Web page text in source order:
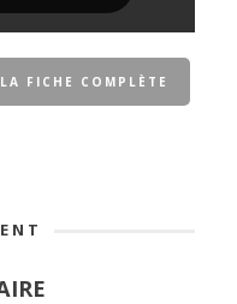
FICHE COMPLÈTE